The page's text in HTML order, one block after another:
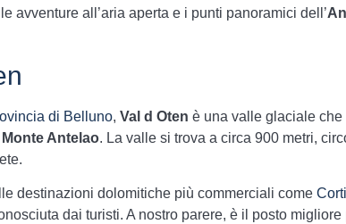
avventure all’aria aperta e i punti panoramici dell’
di Belluno, Val d Oten è una valle glaciale
Monte Antelao. La valle si trova a circa 900 metri,
destinazioni dolomitiche più commerciali come
dai turisti. A nostro parere, è il posto